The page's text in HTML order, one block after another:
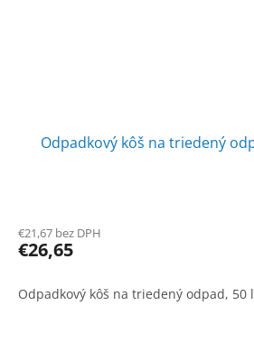
Odpadkový kôš na triedený
€21,67 bez DPH
€26,65
Odpadkový kôš na triedený odpad, 50